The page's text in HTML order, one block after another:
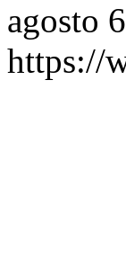
agosto
https://